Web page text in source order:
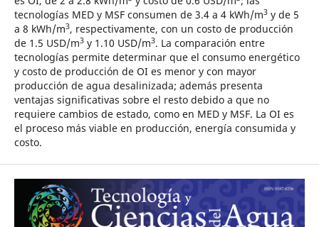
tecnologías MED y MSF consumen de 3.4 a 4 kWh/m3y de 5
a 8 kWh/m3, respectivamente, con un costo de producción
de 1.5 USD/m3y 1.10 USD/m3. La comparación entre
tecnologías permite determinar que el consumo energético
y costo de producción de OI es menor y con mayor
producción de agua desalinizada; además presenta
ventajas significativas sobre el resto debido a que no
requiere cambios de estado, como en MED y MSF. La OI es
el proceso más viable en producción, energía consumida y
costo.